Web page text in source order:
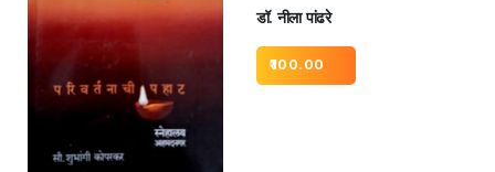
डॉ. नीला पांढरे
100.00